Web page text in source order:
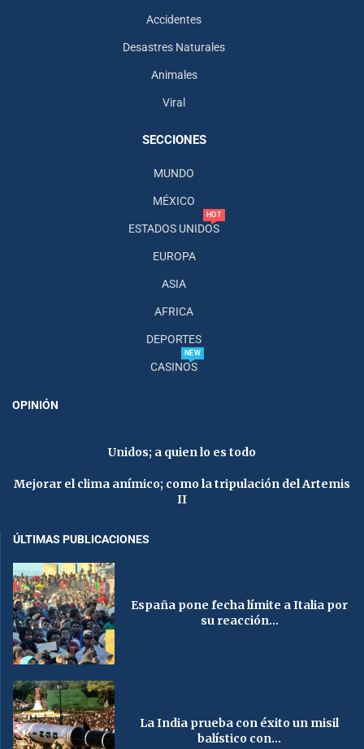
Accidentes
Desastres Naturales
Animales
Viral
SECCIONES
MUNDO
MÉXICO
ESTADOS UNIDOS
HOT
EUROPA
ASIA
AFRICA
DEPORTES
CASINOS
NEW
OPINIÓN
Unidos; a quien lo es todo
Mejorar el clima anímico; como la tripulación del Artemis
II
ÚLTIMAS PUBLICACIONES
España pone fecha límite a Italia por
su reacción...
La India prueba con éxito un misil
balístico con...